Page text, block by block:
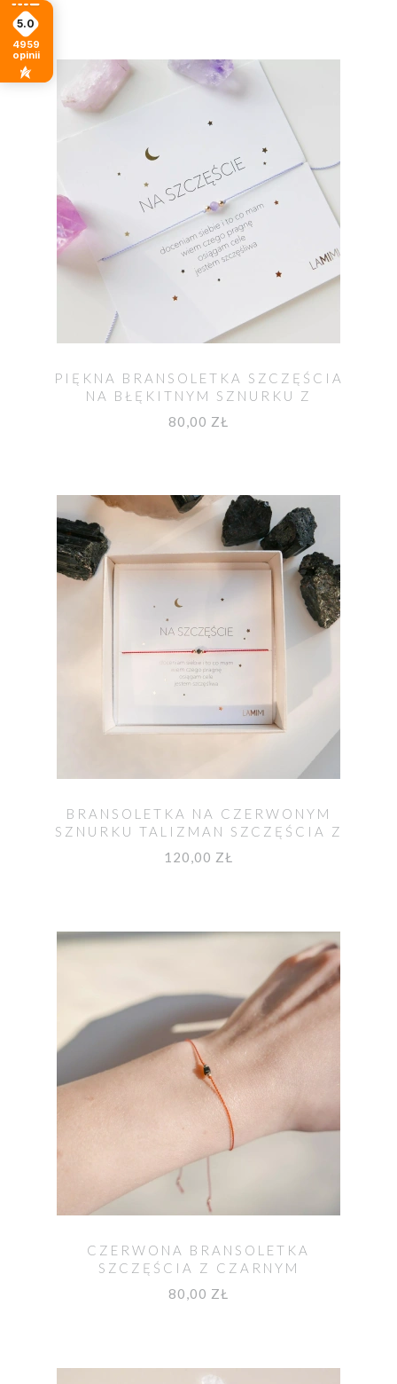
PIĘKNA BRANSOLETKA SZCZĘŚCIA
NA BŁĘKITNYM SZNURKU Z
AMETYSTEM
80,00 ZŁ
BRANSOLETKA NA CZERWONYM
SZNURKU TALIZMAN SZCZĘŚCIA Z
DIAMENTEM
120,00 ZŁ
CZERWONA BRANSOLETKA
SZCZĘŚCIA Z CZARNYM
TURMALINEM OCHRONNYM
80,00 ZŁ
5.0
4959
opinii